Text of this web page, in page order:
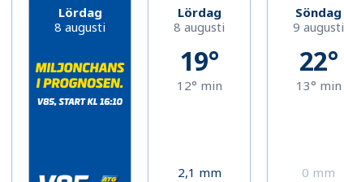
Lördag
8 augusti
Lördag
8 augusti
19°
12° min
2,1 mm
Söndag
9 augusti
22°
13° min
0 mm